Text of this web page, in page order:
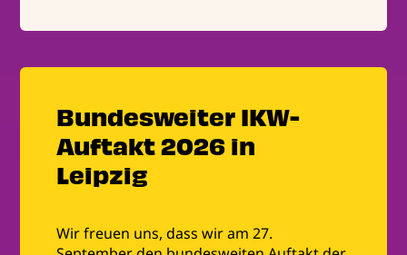
Bundesweiter IKW-
Auftakt 2026 in
Leipzig
Wir freuen uns, dass wir am 27.